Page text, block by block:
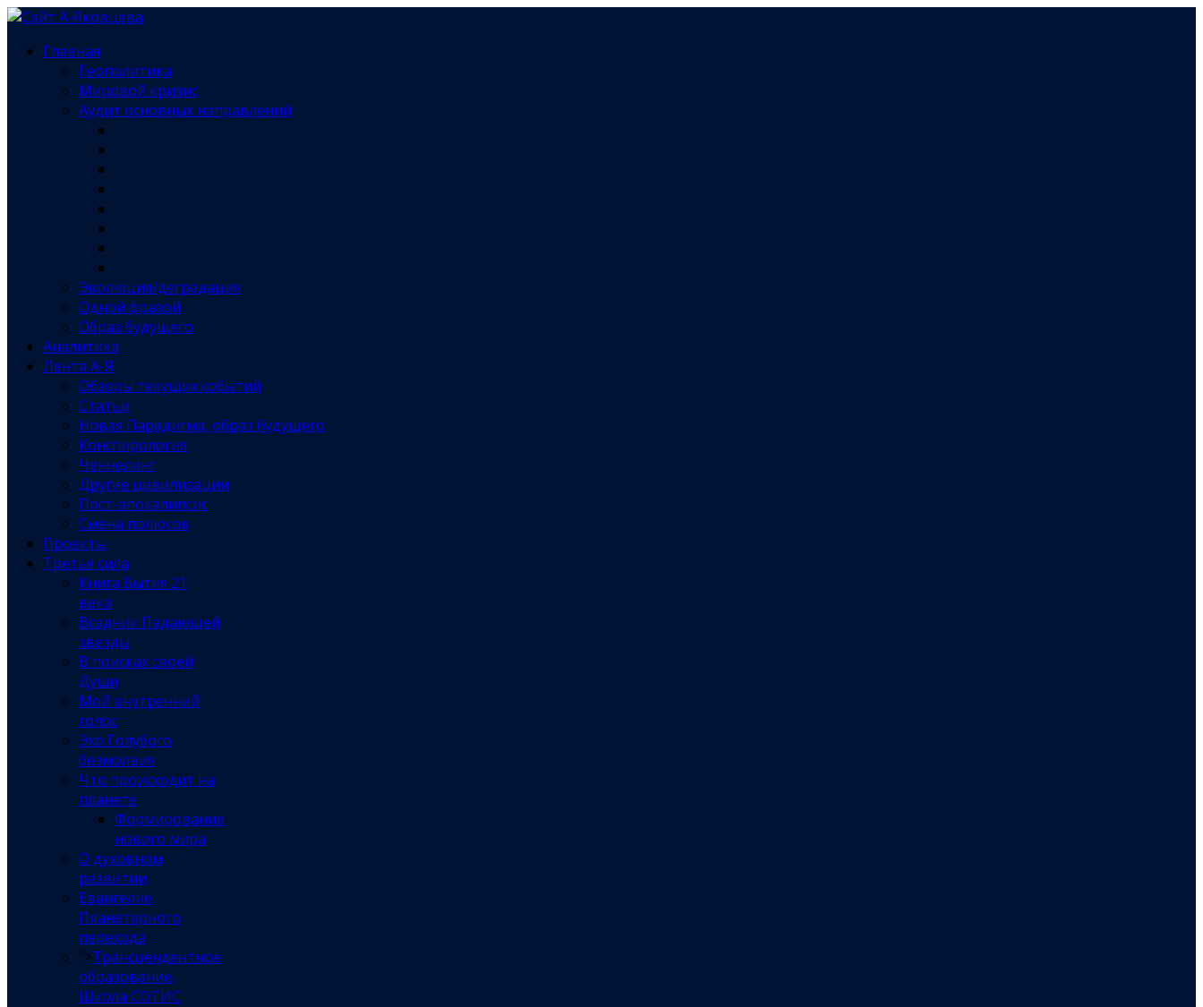
Главная
Геополитика
Мировой кризис
Аудит основных направлений
Эволюция/деградация
Одной фразой
Образ будущего
Аналитика
Лента А-Я
Обзоры текущих событий
Статьи
Новая Парадигма, образ будущего
Конспирология
Ченнелинг
Другие цивилизации
Пост-апокалипсис
Смена полюсов
Проекты
Третья сила
Книга Бытия 21
века
Всадник Падающей
звезды
В поисках своей
Души
Мой внутренний
голос
Эхо Голубого
безмолвия
Что происходит на
планете
Формирование
нового мира
О духовном
развитии
Евангелие
Планетарного
перехода
">Трансцендентное
образование,
Школа СОТИС